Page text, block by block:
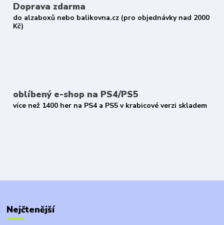
Doprava zdarma
do alzaboxů nebo balikovna.cz (pro objednávky nad 2000
Kč)
oblíbený e-shop na PS4/PS5
více než 1400 her na PS4 a PS5 v krabicové verzi skladem
Nejčtenější